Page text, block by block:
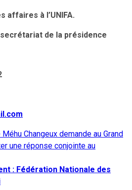
affaires à l’UNIFA.
de la présidence
Changeux demande au Grand
une réponse conjointe au
: Fédération Nationale des